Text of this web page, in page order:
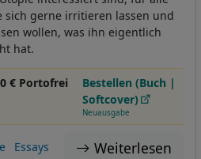
sich gerne irritieren lassen und
wollen, was ihn eigentlich
hat.
€ Portofrei
Bestellen (Buch |
Softcover)
Neuausgabe
Weiterlesen
Essays